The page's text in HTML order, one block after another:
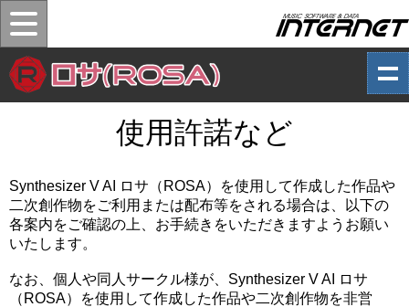
使用許諾など
Synthesizer V AI ロサ（ROSA）を使用して作成した作品や
二次創作物をご利用または配布等をされる場合は、以下の
各案内をご確認の上、お手続きをいただきますようお願い
いたします。
なお、個人や同人サークル様が、Synthesizer V AI ロサ
（ROSA）を使用して作成した作品や二次創作物を非営